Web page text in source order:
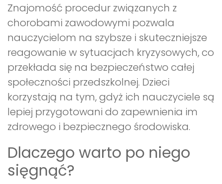
Znajomość procedur związanych z
chorobami zawodowymi pozwala
nauczycielom na szybsze i skuteczniejsze
reagowanie w sytuacjach kryzysowych, co
przekłada się na bezpieczeństwo całej
społeczności przedszkolnej. Dzieci
korzystają na tym, gdyż ich nauczyciele są
lepiej przygotowani do zapewnienia im
zdrowego i bezpiecznego środowiska.
Dlaczego warto po niego
sięgnąć?